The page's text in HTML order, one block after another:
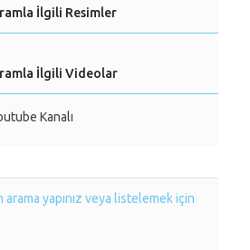
İlgili Resimler
İlgili Videolar
Kanalı
yapınız veya listelemek için